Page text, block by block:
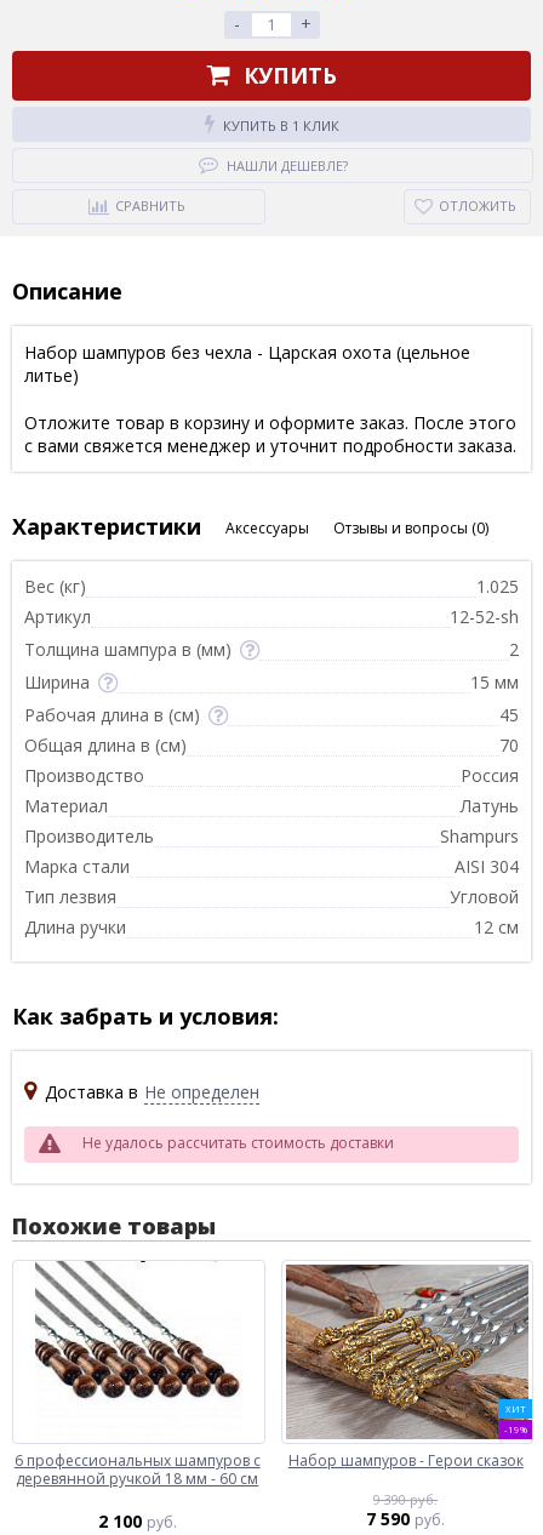
-
+
КУПИТЬ
КУПИТЬ В 1 КЛИК
НАШЛИ ДЕШЕВЛЕ?
СРАВНИТЬ ОТЛОЖИТЬ
Описание
Набор шампуров без чехла - Царская охота (цельное
литье)
Отложите товар в корзину и оформите заказ. После этого
с вами свяжется менеджер и уточнит подробности заказа.
Характеристики Аксессуары Отзывы и вопросы (0)
Вес (кг)
1.025
Артикул
12-52-sh
Толщина шампура в (мм)
2
Ширина
15 мм
Рабочая длина в (см)
45
Общая длина в (см)
70
Производство
Россия
Материал
Латунь
Производитель
Shampurs
Марка стали
AISI 304
Тип лезвия
Угловой
Длина ручки
12 см
Как забрать и условия:
Доставка в Не определен
Не удалось рассчитать стоимость доставки
Похожие товары
6 профессиональных шампуров с
деревянной ручкой 18 мм - 60 см
2 100 руб.
ХИТ
-19%
Набор шампуров - Герои сказок
9 390 руб.
7 590 руб.